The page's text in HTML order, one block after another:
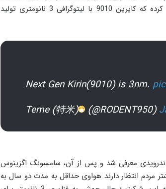
در توییتر توسط RODENT950 منتشر شده، همچنین وی اعلام کرده که کایرین 9010 با لیتوگرافی 3 نانومتری تولید
Next Gen Kirin(9010) is 3nm.
(@RODENT950)
5 نانومتری گوشی های اندرویدی معرفی شد و پس از آن، سامسونگ اگزینوس
در حالی که بیشتر مردم انتظار دارند هواوی حداقل به مدت دو سال به